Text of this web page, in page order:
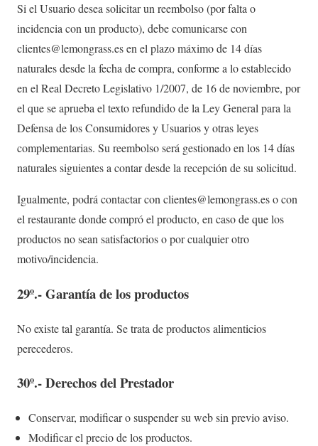
Si el Usuario desea solicitar un reembolso (por falta o
incidencia con un producto), debe comunicarse con
clientes@lemongrass.es en el plazo máximo de 14 días
naturales desde la fecha de compra, conforme a lo establecido
en el Real Decreto Legislativo 1/2007, de 16 de noviembre, por
el que se aprueba el texto refundido de la Ley General para la
Defensa de los Consumidores y Usuarios y otras leyes
complementarias. Su reembolso será gestionado en los 14 días
naturales siguientes a contar desde la recepción de su solicitud.
Igualmente, podrá contactar con clientes@lemongrass.es o con
el restaurante donde compró el producto, en caso de que los
productos no sean satisfactorios o por cualquier otro
motivo/incidencia.
29º.- Garantía de los productos
No existe tal garantía. Se trata de productos alimenticios
perecederos.
30º.- Derechos del Prestador
Conservar, modificar o suspender su web sin previo aviso.
Modificar el precio de los productos.